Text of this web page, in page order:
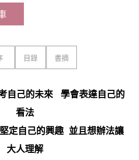
目錄 書摘
自己的未來 學會表達自己的
看法
定自己的興趣 並且想辦法讓
大人理解